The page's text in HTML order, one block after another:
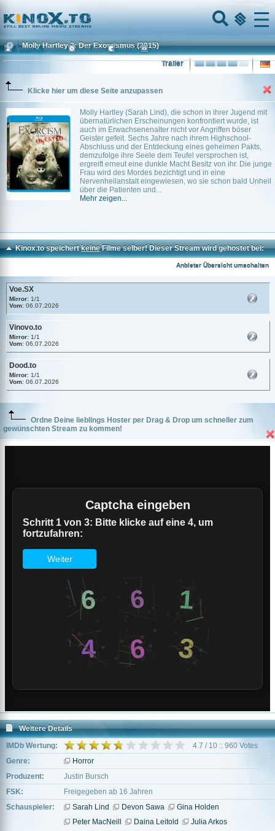
Home
Menu
Molly Hartley 2: Der Exorzismus (2015)
Trailer
Klicke hier um diese Seite anzupassen
Molly Hartley (Sarah Lind), die schon in ihrer Jugend mit
übernatürlichen Erscheinungen konfrontiert wurde, ist
auch im Erwachsenenalter nicht vor Angriffen böser
Geister gefeit. Sechs Jahre nach ihrem Highschool-
Abschluss und der Entdeckung eines geheimen Pakts,
demzufolge ihre Seele dem Teufel versprochen ist,
ergreift erneut eine dunkle Macht Besitz von ihr. Die junge
Frau wird des Mordes bezichtigt und in eine
Nervenheilanstalt eingewiesen, wo sie schon bald Unheil
über die Patienten und...
Mehr zeigen...
Steven R. Monroe ~ 96 min. Horror 0
Kinox.to speichertkeineFilme selber! Dieser Stream wird gehostet bei:
Anbieter Übersicht umschalten
Voe.SX
Mirror: 1/1
Vom: 06.07.2026
Vinovo.to
Mirror: 1/1
Vom: 06.07.2026
Dood.to
Mirror: 1/1
Vom: 06.07.2026
Ordne Deine lieblings Hoster per Drag & Drop um schneller zum
gewünschten Stream zu kommen!
Weitere Details
IMDb Wertung:
4.7 / 10 :: 960 Votes
Genre:
Horror
Produzent:
Justin Bursch
FSK:
Freigegeben ab 16 Jahren
Schauspieler:
Sarah Lind Devon Sawa
Gina Holden
Peter MacNeill
Daina Leitold
Julia Arkos